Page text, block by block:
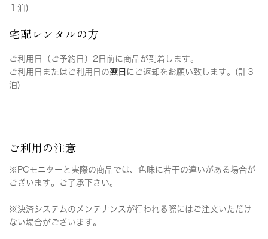
１泊)
宅配レンタルの方
ご利用日（ご予約日）2日前に商品が到着します。
ご利用日またはご利用日の翌日 にご返却をお願い致します。(計３
泊)
ご利用の注意
※PCモニターと実際の商品では、色味に若干の違いがある場合が
ございます。ご了承下さい。
※決済システムのメンテナンスが行われる際にはご注文いただけ
ない場合がございます。